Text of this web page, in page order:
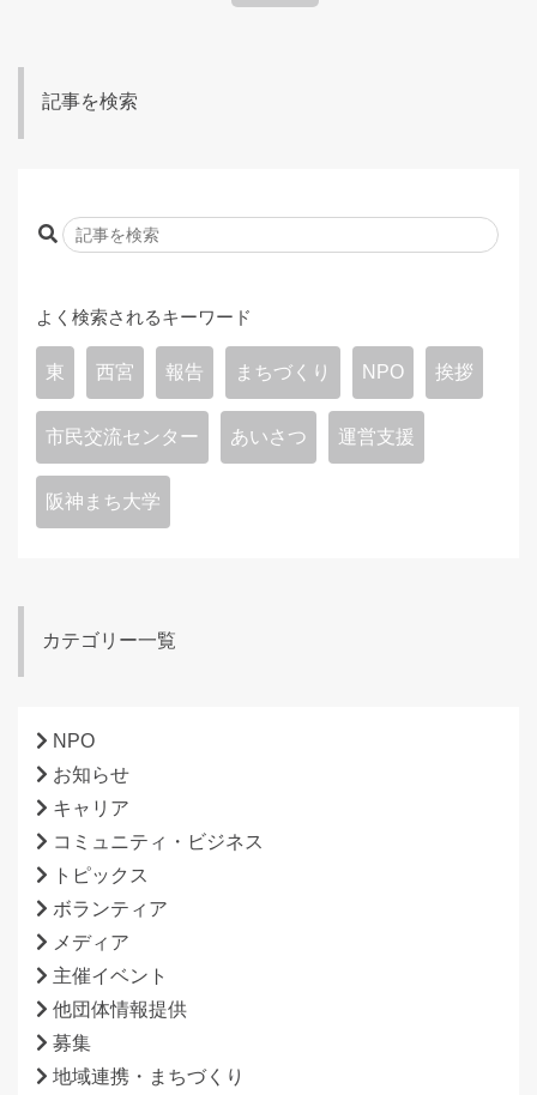
記事を検索
よく検索されるキーワード
東 西宮 報告 まちづくり NPO 挨拶
市民交流センター あいさつ 運営支援
阪神まち大学
カテゴリー一覧
NPO
お知らせ
キャリア
コミュニティ・ビジネス
トピックス
ボランティア
メディア
主催イベント
他団体情報提供
募集
地域連携・まちづくり